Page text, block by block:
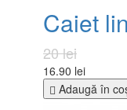
Caiet
20 lei
16.90 lei
Adaugă în